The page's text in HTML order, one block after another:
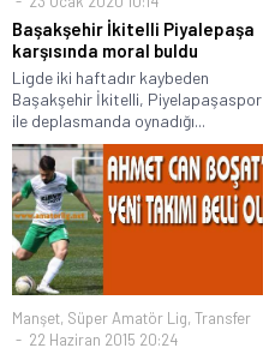
Başakşehir İkitelli Piyalepaşa
karşısında moral buldu
Ligde iki haftadır kaybeden
Başakşehir İkitelli, Piyelapaşaspor
ile deplasmanda oynadığı...
Manşet, Süper Amatör Lig, Transfer
22 Haziran 2015 20:24